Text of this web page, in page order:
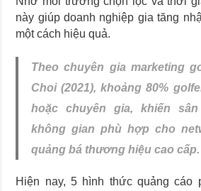
này giúp doanh nghiệp gia tăng
một cách hiệu quả.
Theo chuyên gia marketing
Choi (2021), khoảng 80%
hoặc chuyên gia, khiến
không gian phù hợp cho
quảng bá thương hiệu cao cấp.
Hiện nay, 5 hình thức quảng cáo